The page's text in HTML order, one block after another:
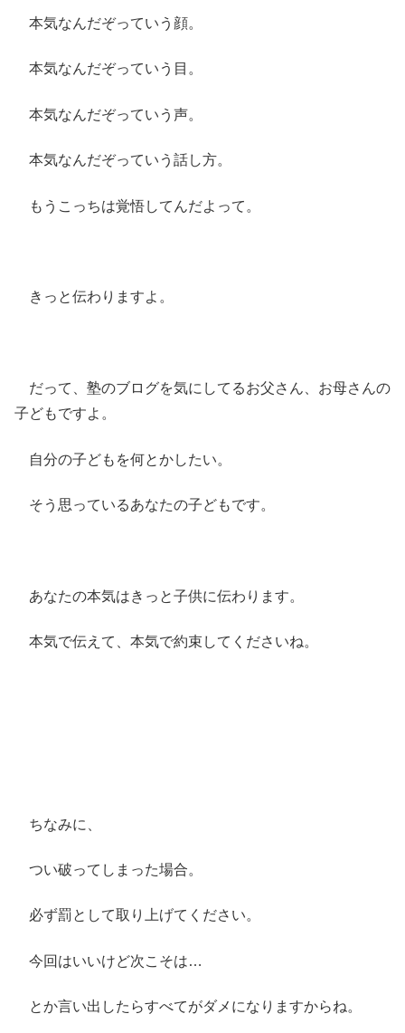
本気なんだぞっていう顔。
本気なんだぞっていう目。
本気なんだぞっていう声。
本気なんだぞっていう話し方。
もうこっちは覚悟してんだよって。
きっと伝わりますよ。
だって、塾のブログを気にしてるお父さん、お母さんの
子どもですよ。
自分の子どもを何とかしたい。
そう思っているあなたの子どもです。
あなたの本気はきっと子供に伝わります。
本気で伝えて、本気で約束してくださいね。
ちなみに、
つい破ってしまった場合。
必ず罰として取り上げてください。
今回はいいけど次こそは…
とか言い出したらすべてがダメになりますからね。